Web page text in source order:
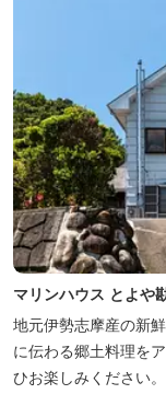
マリンハウス とよや
地元伊勢志摩産の新
に伝わる郷土料理を
ひお楽しみください。